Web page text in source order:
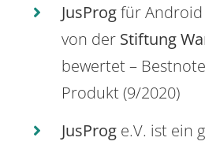
JusProgfür
von der Stiftung
bewertet –
Produkt (9/2020)
JusProg e.V. ist ein